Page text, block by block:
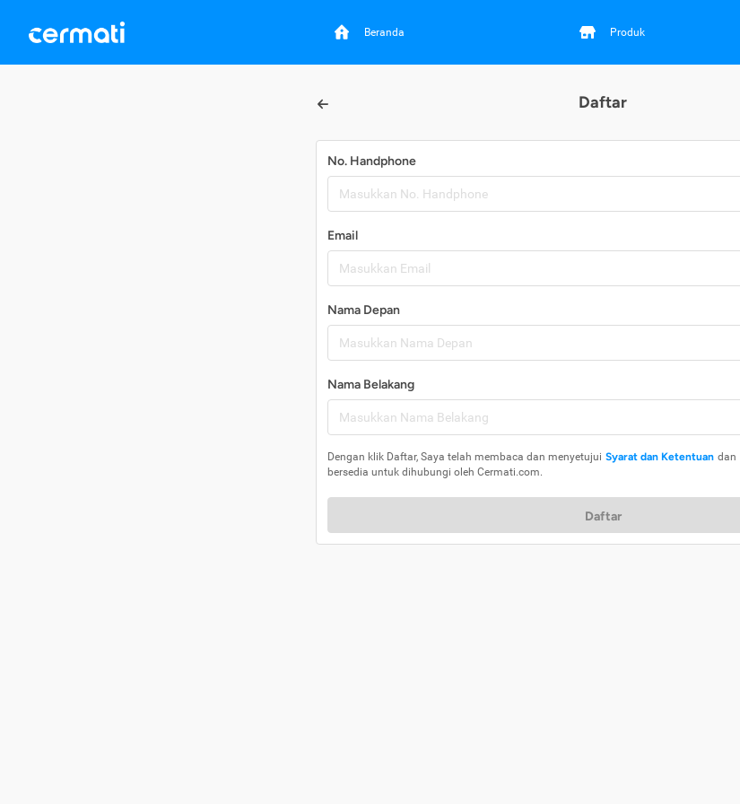
Beranda Produk
Daftar
No. Handphone
Email
Nama Depan
Nama Belakang
Dengan klik Daftar, Saya telah membaca dan menyetujui Syarat dan Ketentuan dan
bersedia untuk dihubungi oleh Cermati.com.
Daftar